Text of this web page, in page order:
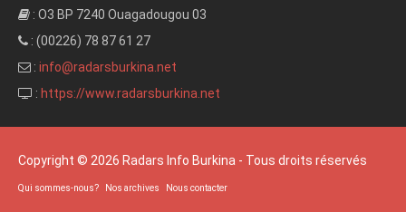
: O3 BP 7240 Ouagadougou 03
: (00226) 78 87 61 27
: info@radarsburkina.net
: https://www.radarsburkina.net
Copyright © 2026 Radars Info Burkina - Tous droits réservés
Qui sommes-nous? Nos archives Nous contacter